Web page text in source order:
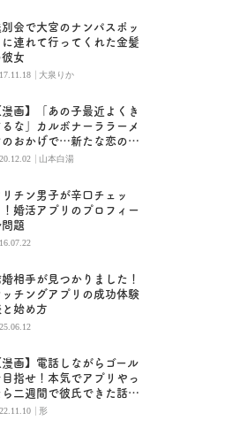
別会で大宮のナンパスポッ
に連れて行ってくれた金髪
彼女
| 大泉りか
漫画】「あの子最近よくき
るな」カルボナーララーメ
のおかげで…新たな恋の予
？／山本白湯
| 山本白湯
リチン男子が辛口チェッ
！婚活アプリのプロフィー
問題
相手が見つかりました！
ッチングアプリの成功体験
始め方
漫画】電話しながらゴール
目指せ！本気でアプリやっ
ら二週間で彼氏できた話
5）／形
| 形